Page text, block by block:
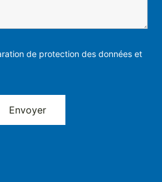
de protection des données et